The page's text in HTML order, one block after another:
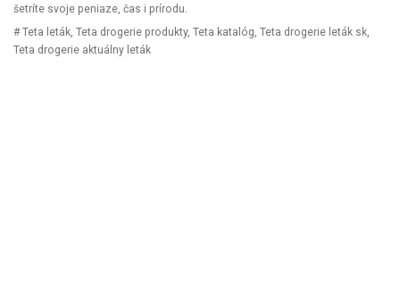
šetríte svoje peniaze, čas i prírodu.
# Teta leták, Teta drogerie produkty, Teta katalóg, Teta drogerie leták sk,
Teta drogerie aktuálny leták